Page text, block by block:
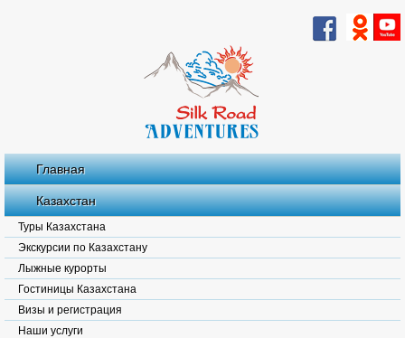
Главная
Казахстан
Туры Казахстана
Экскурсии по Казахстану
Лыжные курорты
Гостиницы Казахстана
Визы и регистрация
Наши услуги